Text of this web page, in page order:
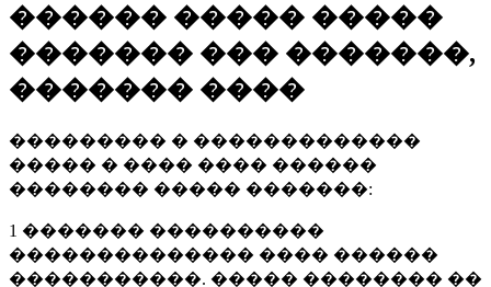
������ ����� �����
������� ��� �������,
������� ����
��������� � �������������
����� � ���� ���� ������
�������� ����� �������:
1 ������� ����������
�������������� ���� ������
�����������. ����� �������� ��